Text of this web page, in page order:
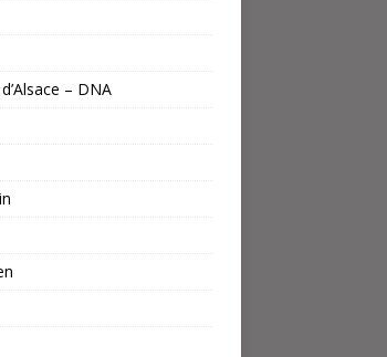
– DNA